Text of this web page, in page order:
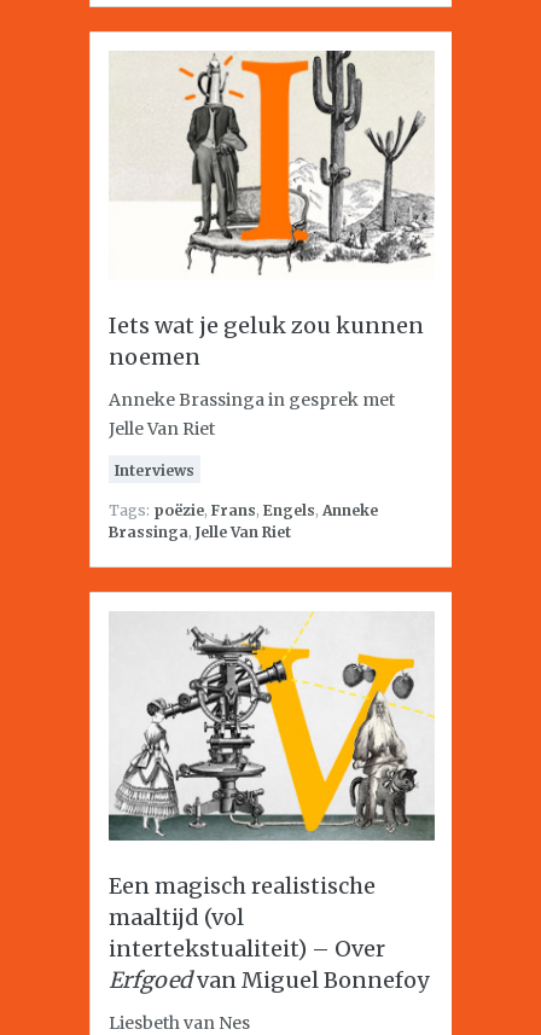
Iets wat je geluk zou kunnen
noemen
Anneke Brassinga in gesprek met
Jelle Van Riet
Interviews
Tags: poëzie, Frans, Engels, Anneke
Brassinga, Jelle Van Riet
Een magisch realistische
maaltijd (vol
intertekstualiteit) – Over
Erfgoedvan Miguel Bonnefoy
Liesbeth van Nes